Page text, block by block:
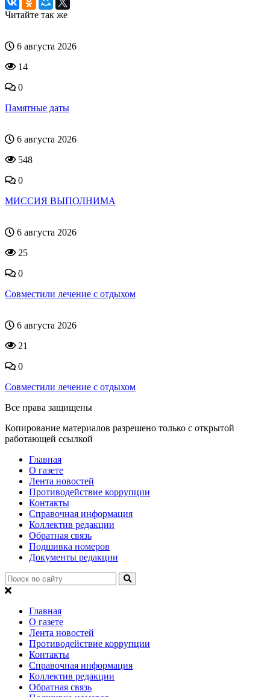
Читайте так же
6 августа 2026
14
0
Памятные даты
6 августа 2026
548
0
МИССИЯ ВЫПОЛНИМА
6 августа 2026
25
0
Совместили лечение с отдыхом
6 августа 2026
21
0
Совместили лечение с отдыхом
Все права защищены
Копирование материалов разрешено только с открытой
работающей ссылкой
Главная
О газете
Лента новостей
Противодействие коррупции
Контакты
Справочная информация
Коллектив редакции
Обратная связь
Подшивка номеров
Документы редакции
Главная
О газете
Лента новостей
Противодействие коррупции
Контакты
Справочная информация
Коллектив редакции
Обратная связь